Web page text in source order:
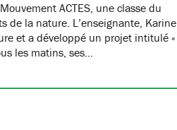
ACTES, une classe du
de la nature. L’enseignante, Karine
et a développé un projet intitulé «
les matins, ses…